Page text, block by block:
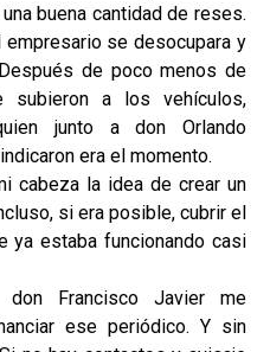
buena cantidad de reses.
se desocupara y
de poco menos de
subieron a los vehículos,
junto a don Orlando
era el momento.
cabeza la idea de crear un
si era posible, cubrir el
ya estaba funcionando casi
don Francisco Javier me
ese periódico. Y sin